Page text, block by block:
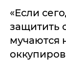
«Если
защитить
мучаются